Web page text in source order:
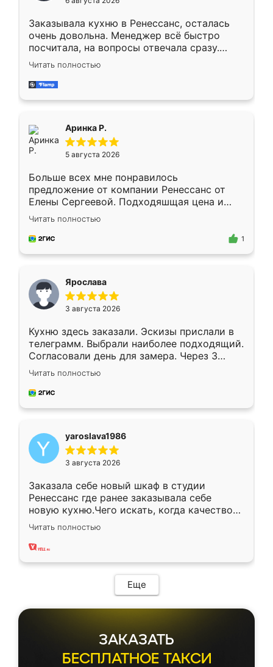
мебели буду заказывать только здесь.
Заказывала кухню в Ренессанс, осталась
очень довольна. Менеджер всё быстро
посчитала, на вопросы отвечала сразу.
Замерщик приехал в субботу, подошёл к
делу со всей ответственностью. Собрали
за день, ребята работали аккуратно, даже
Читать полностью
Аринка Р.
5 августа 2026
Больше всех мне понравилось
предложение от компании Ренессанс от
Елены Сергеевой. Подходяшщая цена и
короткие сроки изготовления. Приехавший
для замера сотрудник Владислав
предложил по моему эскизу самый
Читать полностью
1
Ярослава
3 августа 2026
Кухню здесь заказали. Эскизы прислали в
телеграмм. Выбрали наиболее подходящий.
Согласовали день для замера. Через 3
недели кухня была уже готова. Остались
довольны работой. Спасибо Ренессанс
мебель за качественную работу!
Читать полностью
yaroslava1986
3 августа 2026
Заказала себе новый шкаф в студии
Ренессанс где ранее заказывала себе
новую кухню.Чего искать, когда качеством
вполне довольна. Служит кухня уже почти
два года, нареканий нет.
Читать полностью
Еще
ЗАКАЗАТЬ
БЕСПЛАТНОЕ ТАКСИ